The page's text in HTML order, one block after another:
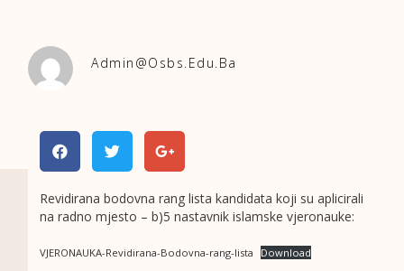
Admin@osbs.edu.ba
Revidirana bodovna rang lista kandidata koji su aplicirali
na radno mjesto – b)5 nastavnik islamske vjeronauke:
VJERONAUKA-Revidirana-Bodovna-rang-lista Download